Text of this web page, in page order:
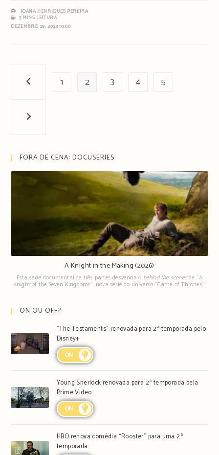
JOANA HENRIQUES PEREIRA
3 MINS LEITURA
DEZEMBRO 29, 2023 10:00
Página anterior
1 2 3 4 5
Próxima página
FORA DE CENA: DOCUSERIES
A Knight in the Making (2026)
Esta série documental de três partes desvenda o behind the scenesde "A
Knight of the Seven Kingdoms", nova série do universo "Game of Thrones".
ON OU OFF?
“The Testaments” renovada para 2ª temporada pelo
Disney+
ON
Young Sherlock renovada para 2ª temporada pela
Prime Video
ON
HBO renova comédia “Rooster” para uma 2ª
temporada